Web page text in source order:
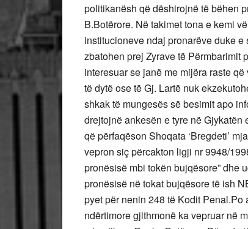
politikanësh që dëshirojnë të bëhen
B.Botërore. Në takimet tona e kemi
institucioneve ndaj pronarëve duke
zbatohen prej Zyrave të Përmbarimit
interesuar se janë me mijëra raste
të dytë ose të Gj. Lartë nuk
shkak të mungesës së besimit apo
drejtojnë ankesën e tyre në
që përfaqëson Shoqata ‘Bregdeti’
vepron siç përcakton ligji nr 9948/
pronësisë mbi tokën bujqësore” dhe
pronësisë në tokat bujqësore të ish
pyet për nenin 248 të Kodit
ndërtimore gjithmonë ka vepruar në